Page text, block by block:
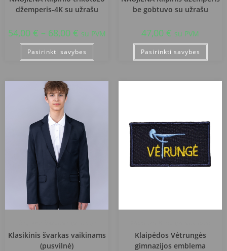
džemperis-4K su užrašu
54,00 € – 68,00 € su PVM
Pasirinkti savybes
be gobtuvo su užrašu
47,00 € su PVM
Pasirinkti savybes
Klasikinis švarkas vaikinams
(pusvilnė)
Klaipėdos Vėtrungės
gimnazijos emblema